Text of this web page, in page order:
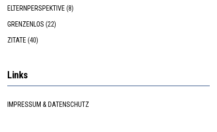
ELTERNPERSPEKTIVE(8)
GRENZENLOS (22)
ZITATE(40)
Links
IMPRESSUM & DATENSCHUTZ